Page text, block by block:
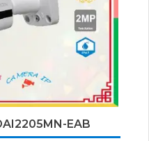
EAB